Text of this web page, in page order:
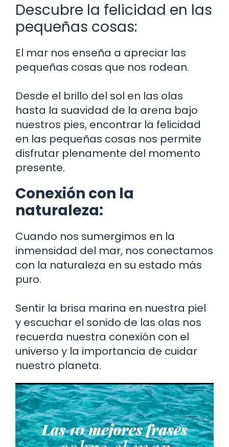
Descubre la felicidad en las
pequeñas cosas:
El mar nos enseña a apreciar las
pequeñas cosas que nos rodean.
Desde el brillo del sol en las olas
hasta la suavidad de la arena bajo
nuestros pies, encontrar la felicidad
en las pequeñas cosas nos permite
disfrutar plenamente del momento
presente.
Conexión con la
naturaleza:
Cuando nos sumergimos en la
inmensidad del mar, nos conectamos
con la naturaleza en su estado más
puro.
Sentir la brisa marina en nuestra piel
y escuchar el sonido de las olas nos
recuerda nuestra conexión con el
universo y la importancia de cuidar
nuestro planeta.